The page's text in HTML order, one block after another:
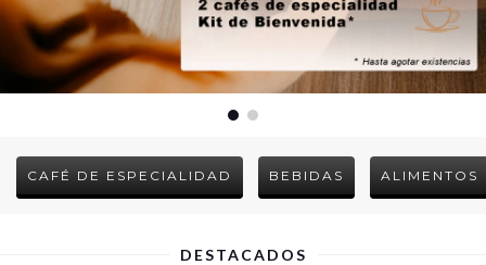
CAFÉ DE ESPECIALIDAD BEBIDAS ALIMENTOS
DESTACADOS